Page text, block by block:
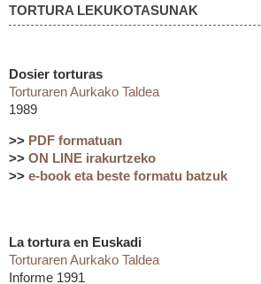
TORTURA LEKUKOTASUNAK
Dosier torturas
Torturaren Aurkako Taldea
1989
>> PDF formatuan
>> ON LINE irakurtzeko
>> e-book eta beste formatu batzuk
La tortura en Euskadi
Torturaren Aurkako Taldea
Informe 1991